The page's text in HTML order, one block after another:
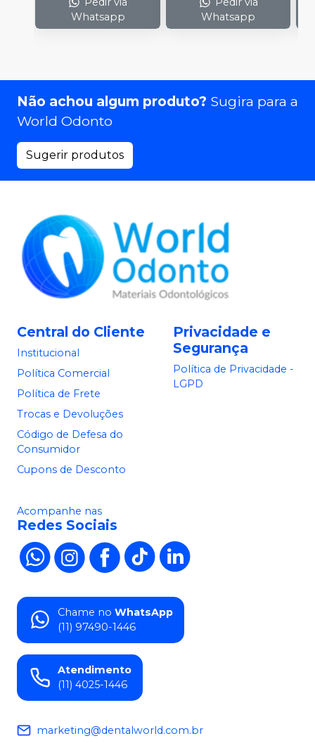
Whatsapp
Whatsapp
Não achou algum produto? Sugira para a
World Odonto
Sugerir produtos
Central do Cliente
Institucional
Política Comercial
Política de Frete
Trocas e Devoluções
Código de Defesa do
Consumidor
Cupons de Desconto
Privacidade e
Segurança
Política de Privacidade -
LGPD
Acompanhe nas
Redes Sociais
Chame no WhatsApp
(11) 97490-1446
Atendimento
(11) 4025-1446
marketing@dentalworld.com.br